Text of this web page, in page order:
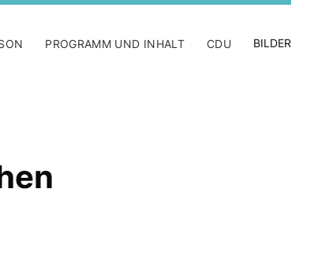
PROGRAMM UND INHALT CDU BILDER